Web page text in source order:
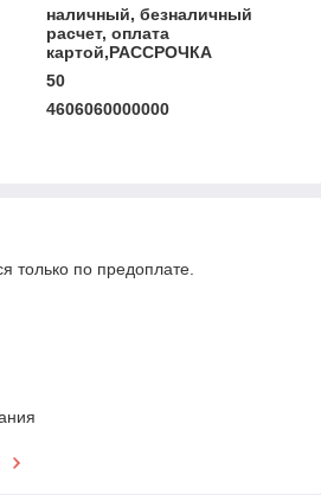
наличный, безналичный
расчет, оплата
картой,РАССРОЧКА
50
4606060000000
только по предоплате.